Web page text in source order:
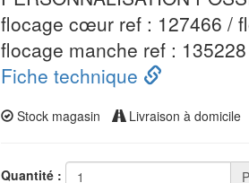
flocage cœur ref : 127466 /
flocage manche ref : 135228
Fiche technique
Stock magasin Livraison à domicile
Quantité :